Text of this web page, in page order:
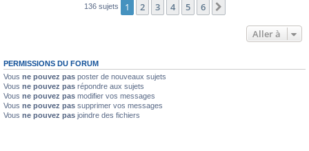
136 sujets 1 2 3 4 5 6
Aller à
PERMISSIONS DU FORUM
Vous ne pouvez pas poster de nouveaux sujets
Vous ne pouvez pas répondre aux sujets
Vous ne pouvez pas modifier vos messages
Vous ne pouvez pas supprimer vos messages
Vous ne pouvez pas joindre des fichiers